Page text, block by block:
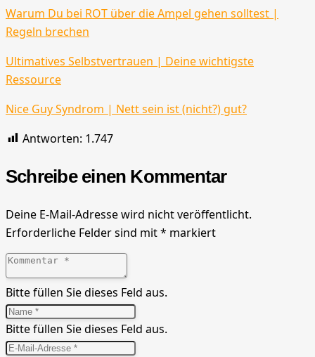
Warum Du bei ROT über die Ampel gehen solltest |
Regeln brechen
Ultimatives Selbstvertrauen | Deine wichtigste
Ressource
Nice Guy Syndrom | Nett sein ist (nicht?) gut?
Antworten: 1.747
Schreibe einen Kommentar
Deine E-Mail-Adresse wird nicht veröffentlicht.
Erforderliche Felder sind mit* markiert
Bitte füllen Sie dieses Feld aus.
Bitte füllen Sie dieses Feld aus.